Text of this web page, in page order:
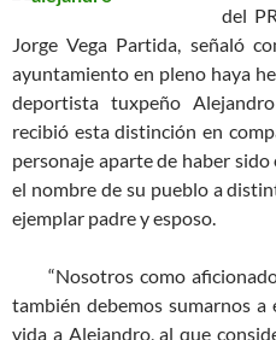
del
Jorge Vega Partida, señaló
ayuntamiento en pleno haya
deportista tuxpeño
recibió esta distinción en
personaje aparte de haber
el nombre de su pueblo a
ejemplar padre y esposo.
“Nosotros como
también debemos sumarnos a
vida a Alejandro, al que